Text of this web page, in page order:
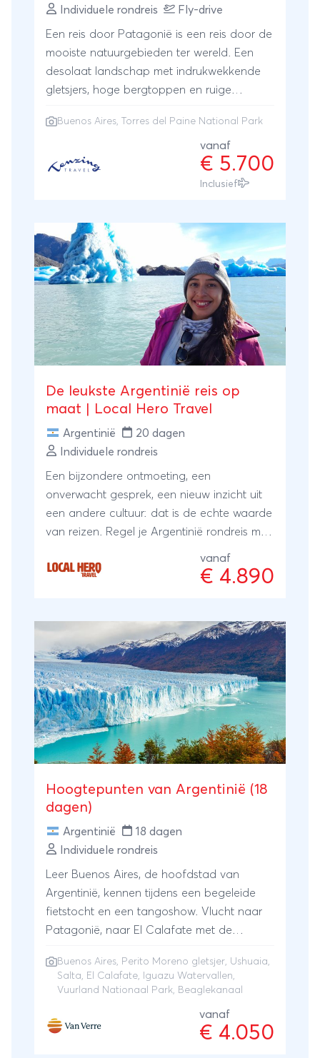
Individuele rondreis
Fly-drive
Een reis door Patagonië is een reis door de
mooiste natuurgebieden ter wereld. Een
desolaat landschap met indrukwekkende
gletsjers, hoge bergtoppen en ruige
huurauto door dit verlaten gebied, waar
elke bocht een nieuwe fotostop oplevert.
Tijdens deze reis bezoekt u het
wereldberoemde Torres del Paine National
u met een gids per fiets de stad ontdekt.
Ga het avontuur aan en bezoek deze ruige
wildernis!
Buenos Aires, Torres del Paine National Park
vanaf
€ 5.700
Inclusief
De leukste Argentinië reis op
maat | Local Hero Travel
Argentinië
20 dagen
Individuele rondreis
Een bijzondere ontmoeting, een
onverwacht gesprek, een nieuw inzicht uit
een andere cultuur: dat is de echte waarde
van reizen. Regel je Argentinië rondreis met
Hero's. Zij wonen er zelf en met hun
vanaf
€ 4.890
Hoogtepunten van Argentinië (18
dagen)
Argentinië
18 dagen
Individuele rondreis
Leer Buenos Aires, de hoofdstad van
Argentinië, kennen tijdens een begeleide
fietstocht en een tangoshow. Vlucht naar
Patagonië, naar El Calafate met de
Vervolgens naar Ushuaia, bij het Nationale
Park Vuurland. Je maakt een boottocht
Salta, in het noorden van Argentinië. Op
eigen gelegenheid, met een huurauto,
Buenos Aires, Perito Moreno gletsjer, Ushuaia,
Salta, El Calafate, Iguazu Watervallen,
Vuurland Nationaal Park, Beaglekanaal
vanaf
€ 4.050